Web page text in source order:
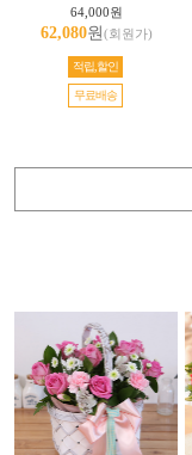
64,000원
62,080원(회원가)
적립,할인
무료배송